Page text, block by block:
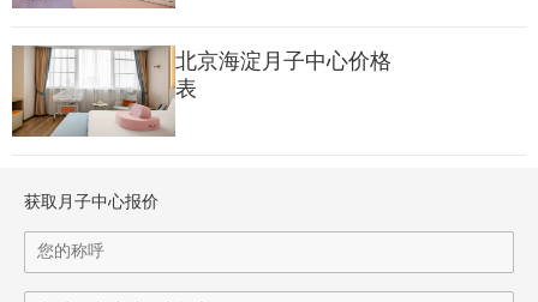
顺应身体节奏，个性化调配月子水，温润呵护产后每一程。
每日收送哺乳衣物，专业清洗杀菌，呵护妈妈肌肤健康；
严格执行客房清洁标准，维护洁净安宁的休养空间。
北京海淀月子中心价格
表
获取月子中心报价